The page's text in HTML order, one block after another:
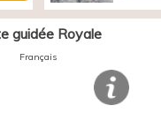
guidée Royale
Français